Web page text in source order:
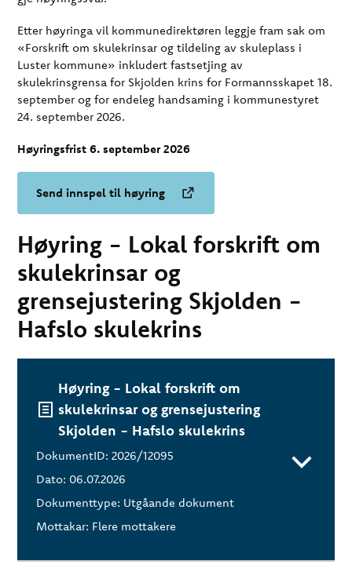
Etter høyringa vil kommunedirektøren leggje fram sak om
«Forskrift om skulekrinsar og tildeling av skuleplass i
Luster kommune» inkludert fastsetjing av
skulekrinsgrensa for Skjolden krins for Formannsskapet 18.
september og for endeleg handsaming i kommunestyret
24. september 2026.
Høyringsfrist 6. september 2026
Send innspel til høyring
Høyring - Lokal forskrift om
skulekrinsar og
grensejustering Skjolden -
Hafslo skulekrins
Høyring - Lokal forskrift om
skulekrinsar og grensejustering
Skjolden - Hafslo skulekrins
DokumentID: 2026/12095
Dato: 06.07.2026
Dokumenttype: Utgåande dokument
Mottakar: Flere mottakere